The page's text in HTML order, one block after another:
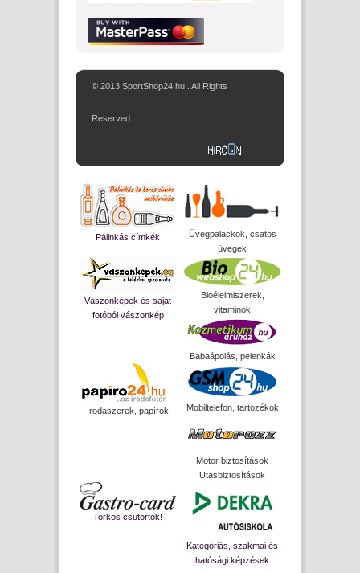
© 2013 SportShop24.hu . All Rights
Reserved.
Pálinkás címkék
Üvegpalackok, csatos
üvegek
Vászonképek és saját
fotóból vászonkép
Bioélelmiszerek,
vitaminok
Babaápolás, pelenkák
Irodaszerek, papírok Mobiltelefon, tartozékok
Motor biztosítások
Utasbiztosítások
Torkos csütörtök!
Kategóriás, szakmai és
hatósági képzések